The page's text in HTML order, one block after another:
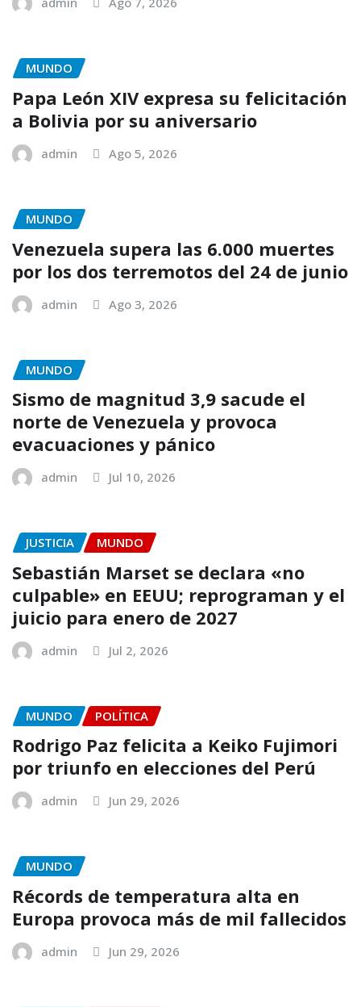
MUNDO
Papa León XIV expresa su felicitación
a Bolivia por su aniversario
admin Ago 5, 2026
MUNDO
Venezuela supera las 6.000 muertes
por los dos terremotos del 24 de junio
admin Ago 3, 2026
MUNDO
Sismo de magnitud 3,9 sacude el
norte de Venezuela y provoca
evacuaciones y pánico
admin Jul 10, 2026
JUSTICIA MUNDO
Sebastián Marset se declara «no
culpable» en EEUU; reprograman y el
juicio para enero de 2027
admin Jul 2, 2026
MUNDO POLÍTICA
Rodrigo Paz felicita a Keiko Fujimori
por triunfo en elecciones del Perú
admin Jun 29, 2026
MUNDO
Récords de temperatura alta en
Europa provoca más de mil fallecidos
admin Jun 29, 2026